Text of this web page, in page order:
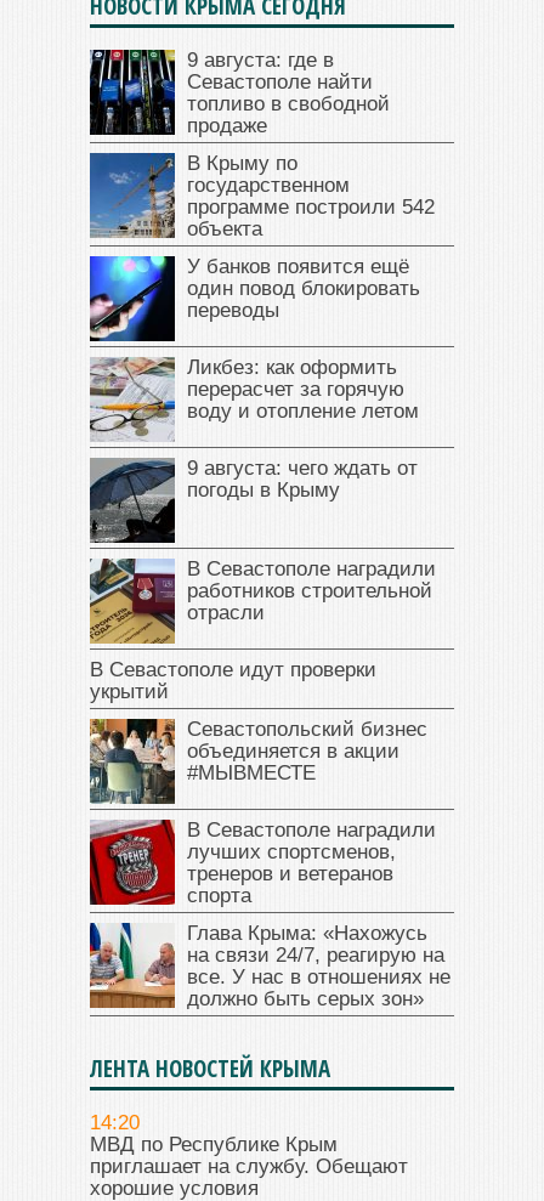
9 августа: где в
Севастополе найти
топливо в свободной
продаже
В Крыму по
государственном
программе построили 542
объекта
У банков появится ещё
один повод блокировать
переводы
Ликбез: как оформить
перерасчет за горячую
воду и отопление летом
9 августа: чего ждать от
погоды в Крыму
В Севастополе наградили
работников строительной
отрасли
В Севастополе идут проверки
укрытий
Севастопольский бизнес
объединяется в акции
#МЫВМЕСТЕ
В Севастополе наградили
лучших спортсменов,
тренеров и ветеранов
спорта
Глава Крыма: «Нахожусь
на связи 24/7, реагирую на
все. У нас в отношениях не
должно быть серых зон»
ЛЕНТА НОВОСТЕЙ КРЫМА
14:20
МВД по Республике Крым
приглашает на службу. Обещают
хорошие условия